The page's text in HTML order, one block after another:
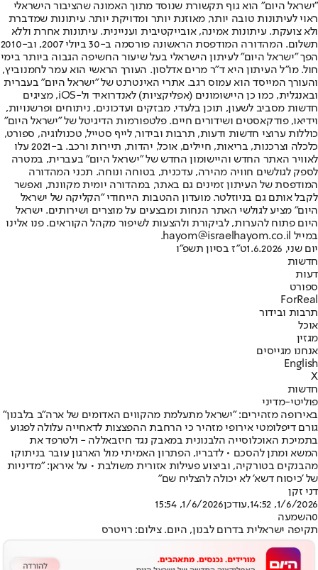
"ישראל היום" הוא גוף תקשורת שנוסד מתוך האמונה שהציבור הישראלי
ראוי לעיתונות טובה יותר, מאוזנת יותר ומדויקת יותר. עיתונות שמדברת
ולא צועקת. עיתונות אמינה, אובייקטיבית ועניינית. עיתונות אחרת וללא
תשלום. המהדורה המודפסת הראשונה פורסמה ב-30 ביולי 2007, וב-2010
הפך "ישראל היום" לעיתון הישראלי בעל שיעור החשיפה הגבוה ביותר בימי
חול. מו"ל העיתון היא ד"ר מרים אדלסון. העורך הראשי הוא עמר לחמנוביץ,
והעורך המייסד הוא עמוס רגב. אתרי האינטרנט של "ישראל היום" בעברית
ובאנגלית, כמו כן היישומונים (אפליקציות) לאנדרואיד ול-iOS, מציגים
חדשות מסביב לשעון, תוכן בלעדי, מבזקים ועדכונים, ניתוחים ופרשנויות,
וידיאו, פודקאסטים ושידורים חיים. פלטפורמות הדיגיטל של "ישראל היום"
כוללות ערוצי חדשות ודעות, תרבות ובידור, לייף סטייל, טכנולוגיה, ספורט,
כלכלה וצרכנות, בריאות, חיילים, אוכל, יהדות, תיירות ורכב. ב-2021 עלו
לאוויר האתר החדש והיישומון החדש של "ישראל היום" בעברית, במטרה
לספק לגולשים חוויה מהירה, עדכנית, בטוחה ונוחה. תכני המהדורה
המודפסת של העיתון זמינים גם באתר, במהדורה יומית מקוונת, ואפשר
לקבל אותם גם בניוזלטר. מועדון ההטבות הייחודי "הקליקה של ישראל
היום" מציע לגולשי האתר הנחות ומבצעים על מוצרים ושירותים. ישראל
היום פתוח להערות, לביקורת ולהצעות לשיפור מקהל הקוראים. פנו אלינו
במייל hayom@israelhayom.co.il.
יום שני, 1.6.2026
ט"ז בסיון תשפ"ו
חדשות
דעות
ספורט
ForReal
תרבות ובידור
אוכל
מגזין
אנחנו מגייסים
English
X
חדשות
פוליטי-מדיני
באירופה מזהירים: "ישראל מתעלמת מהקווים האדומים של ארה"ב בלבנון"
גורם דיפלומטי אירופי מזהיר כי הרחבת ההפצצות לדאחייה עלולה לפגוע
בתמיכת האוכלוסייה הלבנונית במאבק נגד חיזבאללה - ולטרפד את
המשא ומתן להסכם • לדבריו, הפתרון האמיתי מול הארגון עובר בניתוקו
מהבנקים בטורקיה, וביצוע פעילות אזורית משולבת • על איראן: "מדיניות
של 'כיסוח דשא' לא יכולה להצליח שם"
דני זקן
1/6/2026, 14:52
,עודכן1/6/2026, 15:54
0השמעה
תקיפה ישראלית בדרום לבנון, היום. צילום: רויטרס